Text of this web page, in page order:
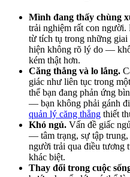
Mình đang thấy chùng
trải nghiệm rất con người.
từ tích tụ trong những giai
hiện không rõ lý do —
kém thật hơn.
Căng thẳng và lo lắng.
giác như liên tục trong
thể bạn đang phản ứng
— bạn không phải gánh
quản lý căng thẳng thiết
Khó ngủ. Vấn đề giấc
— tâm trạng, sự tập
người trải qua điều tương
khác biệt.
Thay đổi trong cuộc